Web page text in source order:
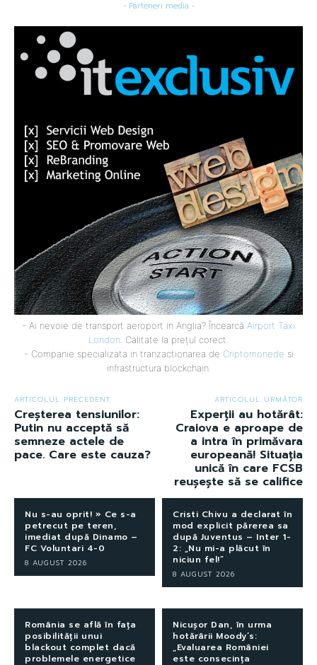
- Parteneri media -
- Ai nevoie de transport aeroport in Anglia? Încearcă Airport Taxi
London . Calitate la prețul corect.
- Companie specializata in tranzactionarea de Criptomonede si
infrastructura blockchain.
ARTICOLUL PRECEDENT
Creșterea tensiunilor:
Putin nu acceptă să
semneze actele de
pace. Care este cauza?
ARTICOLUL URMĂTOR
Experții au hotărât:
Craiova e aproape de
a intra în primăvara
europeană! Situația
unică în care FCSB
reușește să se califice
Nu s-au oprit! » Ce s-a
petrecut pe teren,
imediat după Dinamo –
FC Voluntari 4-0
8 AUGUST 2026
Cristi Chivu a declarat în
mod explicit părerea sa
după Juventus – Inter 1-
2: „Nu mi-a plăcut în
niciun fel!”
8 AUGUST 2026
România se află în fața
posibilității unui
blackout complet dacă
problemele energetice
Nicușor Dan, în urma
hotărârii Moody’s:
„Evaluarea României
este consecința